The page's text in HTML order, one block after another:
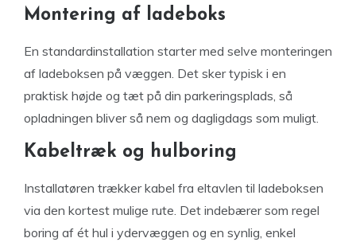
Montering af ladeboks
En standardinstallation starter med selve monteringen
af ladeboksen på væggen. Det sker typisk i en
praktisk højde og tæt på din parkeringsplads, så
opladningen bliver så nem og dagligdags som muligt.
Kabeltræk og hulboring
Installatøren trækker kabel fra eltavlen til ladeboksen
via den kortest mulige rute. Det indebærer som regel
boring af ét hul i ydervæggen og en synlig, enkel